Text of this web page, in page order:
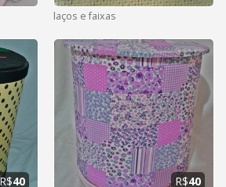
laços e faixas
R$40 R$40